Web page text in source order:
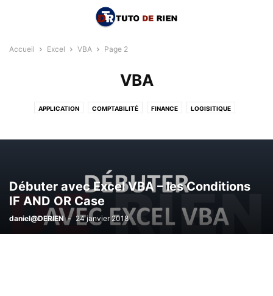
Accueil Excel VBA Page 2
VBA
APPLICATION COMPTABILITÉ FINANCE LOGISITIQUE
Débuter avec Excel VBA – les Conditions
IF AND OR Case
daniel@DERIEN - 24 janvier 2018